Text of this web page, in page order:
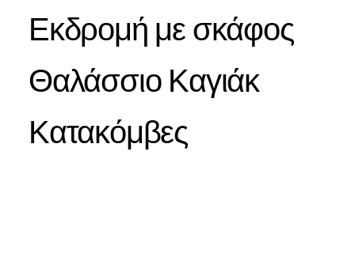
Εκδρομή με σκάφος
Θαλάσσιο Καγιάκ
Κατακόμβες